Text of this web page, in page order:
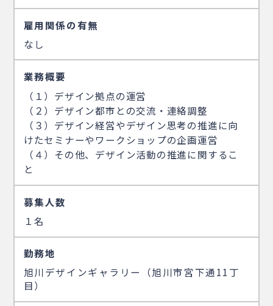
雇用関係の有無
なし
業務概要
（１）デザイン拠点の運営
（２）デザイン都市との交流・連絡調整
（３）デザイン経営やデザイン思考の推進に向
けたセミナーやワークショップの企画運営
（４）その他、デザイン活動の推進に関するこ
と
募集人数
１名
勤務地
旭川デザインギャラリー（旭川市宮下通11丁
目）